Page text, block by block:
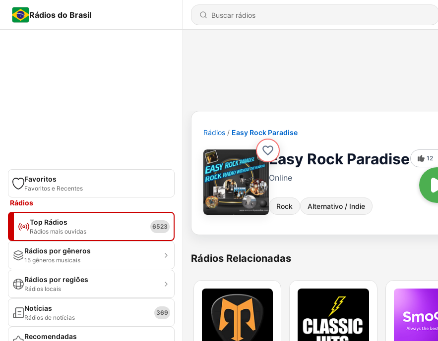
Rádios do Brasil
Favoritos
Favoritos e Recentes
Rádios
Top Rádios
Rádios mais ouvidas
6523
Rádios por gêneros
15 gêneros musicais
Rádios por regiões
Rádios locais
Notícias
Rádios de notícias
369
Recomendadas
Rádios Easy Rock Paradise
Easy Rock Paradise
Online
Rock Alternativo / Indie
12
Rádios Relacionadas